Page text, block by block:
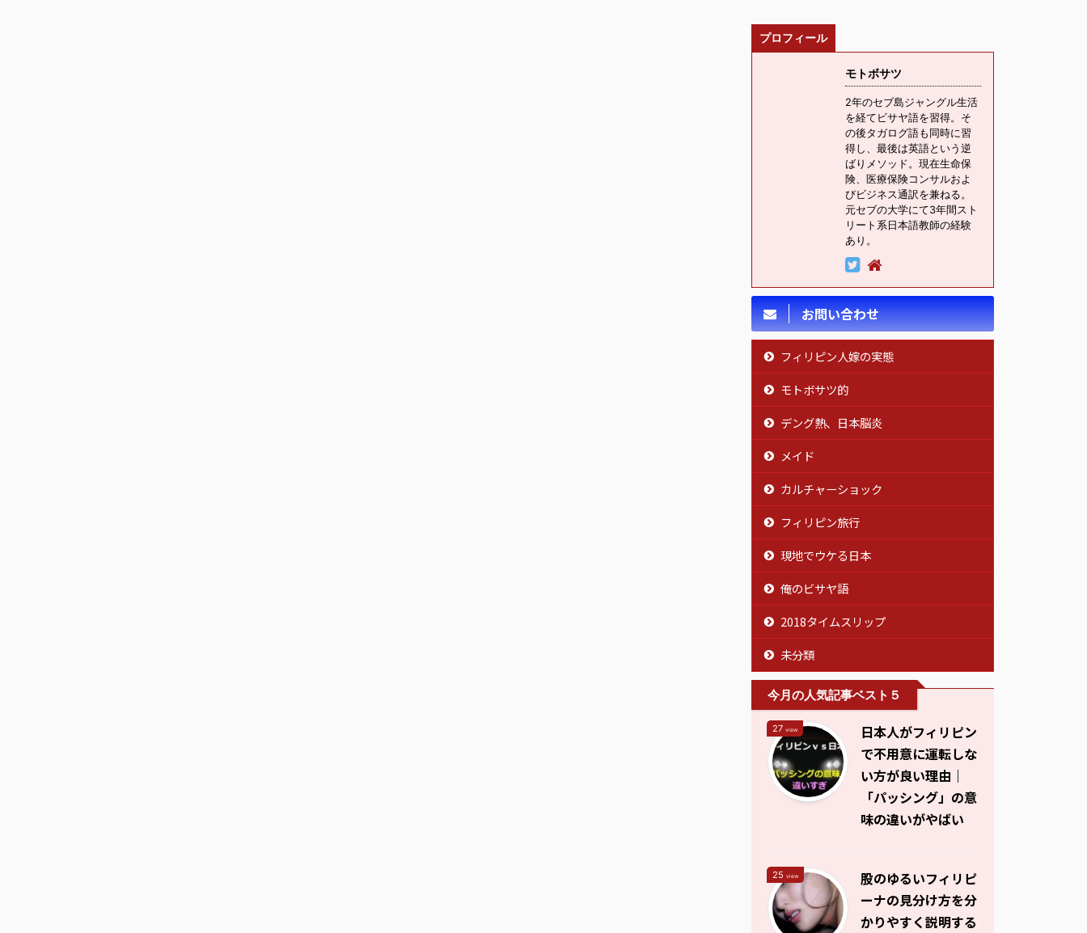
プロフィール
モトボサツ
2年のセブ島ジャングル生活
を経てビサヤ語を習得。そ
の後タガログ語も同時に習
得し、最後は英語という逆
ばりメソッド。現在生命保
険、医療保険コンサルおよ
びビジネス通訳を兼ねる。
元セブの大学にて3年間スト
リート系日本語教師の経験
あり。
お問い合わせ
フィリピン人嫁の実態
モトボサツ的
デング熱、日本脳炎
メイド
カルチャーショック
フィリピン旅行
現地でウケる日本
俺のビサヤ語
2018タイムスリップ
未分類
今月の人気記事ベスト５
27 view
日本人がフィリピン
で不用意に運転しな
い方が良い理由｜
「パッシング」の意
味の違いがやばい
25 view
股のゆるいフィリピ
ーナの見分け方を分
かりやすく説明する